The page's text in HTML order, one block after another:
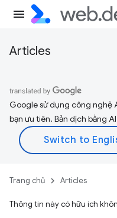
Articles
Google sử dụng công nghệ
bạn ưu tiên. Bản dịch bằng
Trang chủ Articles
Thông tin này có hữu ích